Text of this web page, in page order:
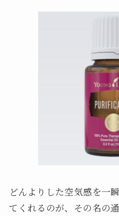
どんよりした空気感を一
てくれるのが、その名の